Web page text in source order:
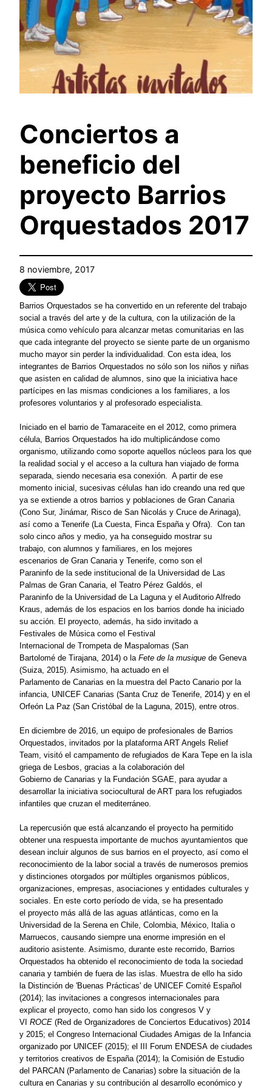
Conciertos a
beneficio del
proyecto Barrios
Orquestados 2017
8 noviembre, 2017
Barrios Orquestados se ha convertido en un referente del trabajo
social a través del arte y de la cultura, con la utilización de la
música como vehículo para alcanzar metas comunitarias en las
que cada integrante del proyecto se siente parte de un organismo
mucho mayor sin perder la individualidad. Con esta idea, los
integrantes de Barrios Orquestados no sólo son los niños y niñas
que asisten en calidad de alumnos, sino que la iniciativa hace
partícipes en las mismas condiciones a los familiares, a los
profesores voluntarios y al profesorado especialista.
Iniciado en el barrio de Tamaraceite en el 2012, como primera
célula, Barrios Orquestados ha ido multiplicándose como
organismo, utilizando como soporte aquellos núcleos para los que
la realidad social y el acceso a la cultura han viajado de forma
separada, siendo necesaria esa conexión. A partir de ese
momento inicial, sucesivas células han ido creando una red que
ya se extiende a otros barrios y poblaciones de Gran Canaria
(Cono Sur, Jinámar, Risco de San Nicolás y Cruce de Arinaga),
así como a Tenerife (La Cuesta, Finca España y Ofra)
Con tan
solo cinco años y medio , ya ha conseguido mostrar su
trabajo con alumnos y familiares en los mejores
escenarios de Gran Canaria y Tenerife, como son el
Paraninfo de la sede institucional de la Universidad de Las
Palmas de Gran Canaria, el Teatro Pérez Galdós, el
Paraninfo de la Universidad de La Laguna y el Auditorio Alfredo
Kraus, además de los espacios en los barrios donde ha iniciado
su acción. El proyecto, además, ha sido invitado a
Festivales de Música como el Festival
Internacional de Trompeta de Maspalomas (San
Bartolomé de Tirajana, 2014) o la Fete de la musique de Geneva
(Suiza, 2015). Asimismo, ha actuado en el
Parlamento de Canarias en la muestra del Pacto Canario por la
infancia, UNICEF Canarias (Santa Cruz de Tenerife, 2014) y en el
Orfeón La Paz (San Cristóbal de la Laguna, 2015), entre otros.
En diciembre de 2016, un equipo de profesionales de Barrios
Orquestados, invitados por la plataforma ART Angels Relief
Team, visitó el campamento de refugiados de Kara Tepe en la isla
griega de Lesbos, gracias a la colaboración del
Gobierno de Canarias y la Fundación SGAE, para ayudar a
desarrollar la iniciativa sociocultural de ART para los refugiados
infantiles que cruzan el mediterráneo.
La repercusión que está alcanzando el proyecto ha permitido
obtener una respuesta importante de muchos ayuntamientos que
desean incluir algunos de sus barrios en el proyecto, así como el
reconocimiento de la labor social a través de numerosos premios
y distinciones otorgados por múltiples organismos públicos,
organizaciones, empresas, asociaciones y entidades culturales y
sociales. En este corto período de vida, se ha presentado
el proyecto más allá de las aguas atlánticas, como en la
Universidad de la Serena en Chile, Colombia, México, Italia o
Marruecos causando siempre una enorme impresión en el
auditorio asistente. Asimismo, durante este recorrido, Barrios
Orquestados ha obtenido el reconocimiento de toda la sociedad
canaria y también de fuera de las islas. Muestra de ello ha sido
la Distinción de 'Buenas Prácticas' de UNICEF Comité Español
(2014); las invitaciones a congresos internacionales para
explicar el proyecto, como han sido los congresos V y
VI ROCE (Red de Organizadores de Conciertos Educativos) 2014
y 2015; el Congreso Internacional Ciudades Amigas de la Infancia
organizado por UNICEF (2015); el III Forum ENDESA de ciudades
y territorios creativos de España (2014); la Comisión de Estudio
del PARCAN (Parlamento de Canarias) sobre la situación de la
cultura en Canarias y su contribución al desarrollo económico y